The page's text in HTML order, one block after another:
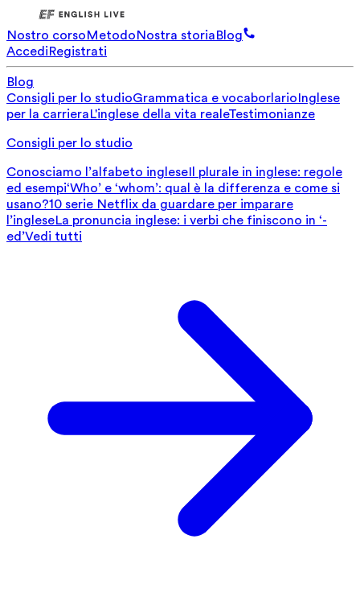
Nostro corsoMetodoNostra storiaBlog
AccediRegistrati
Blog
Consigli per lo studioGrammatica e vocaborlarioInglese
per la carrieraL'inglese della vita realeTestimonianze
Consigli per lo studio
Conosciamo l’alfabeto ingleseIl plurale in inglese: regole
ed esempi‘Who’ e ‘whom’: qual è la differenza e come si
usano?10 serie Netflix da guardare per imparare
l’ingleseLa pronuncia inglese: i verbi che finiscono in ‘-
ed’Vedi tutti